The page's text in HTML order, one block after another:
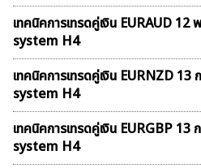
เทคนิคการเทรดคู่เงิน EURAUD
system H4
เทคนิคการเทรดคู่เงิน EURNZD
system H4
เทคนิคการเทรดคู่เงิน EURGBP
system H4